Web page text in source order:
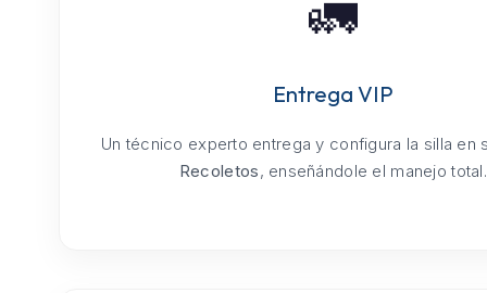
🚛
Entrega VIP
Un técnico experto entrega y configura la silla en
Recoletos, enseñándole el manejo total.